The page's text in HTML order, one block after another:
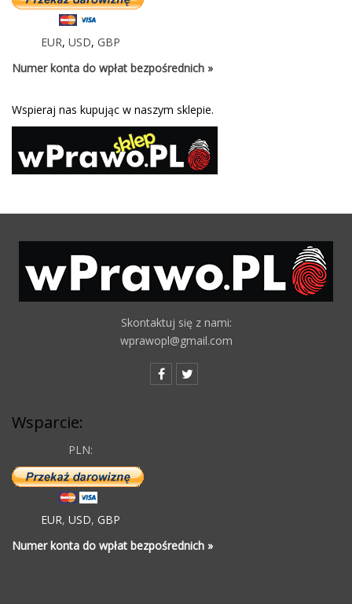
EUR, USD, GBP
Numer konta do wpłat bezpośrednich »
Wspieraj nas kupując w naszym sklepie.
Skontaktuj się z nami:
wprawopl@gmail.com
Wsparcie:
PLN:
EUR, USD, GBP
Numer konta do wpłat bezpośrednich »